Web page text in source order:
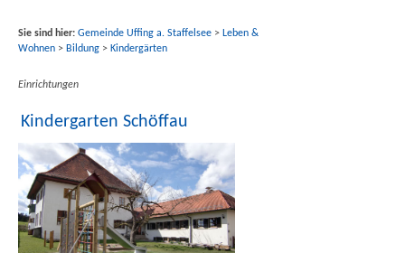
Sie sind hier: Gemeinde Uffing a. Staffelsee> Leben &
Wohnen> Bildung> Kindergärten
Einrichtungen
Kindergarten Schöffau